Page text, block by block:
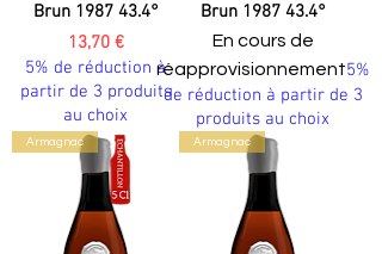
Brun 1987 43.4°
Prix
13,70 €
5% de réduction à
partir de 3 produits
au choix
Brun 1987 43.4°
En cours de
réapprovisionnement5%
de réduction à partir de 3
produits au choix
Armagnac Armagnac